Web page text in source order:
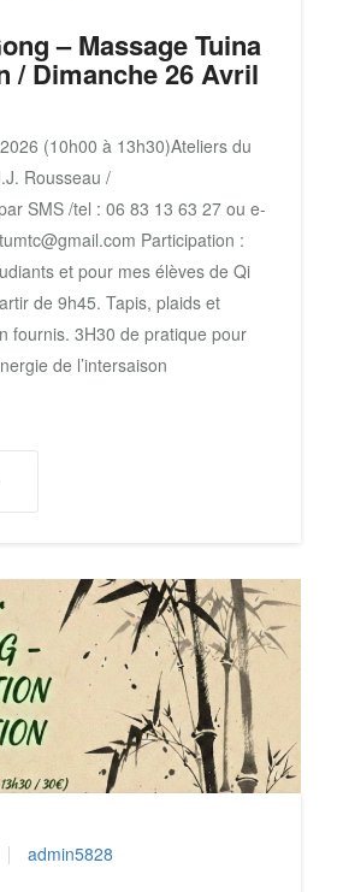
– Massage Tuina
/ Dimanche 26 Avril
(10h00 à 13h30)Ateliers du
Rousseau /
SMS /tel : 06 83 13 63 27 ou e-
Participation :
et pour mes élèves de Qi
de 9h45. Tapis, plaids et
fournis. 3H30 de pratique pour
de l’intersaison
admin5828